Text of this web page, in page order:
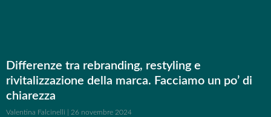
Differenze tra rebranding, restyling e
rivitalizzazione della marca. Facciamo un po’ di
chiarezza
Valentina Falcinelli 26 novembre 2024